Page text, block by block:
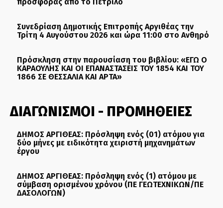
Συνεδρίαση Δημοτικής Επιτροπής Αργιθέας την
Τρίτη 4 Αυγούστου 2026 και ώρα 11:00 στο Ανθηρό
Πρόσκληση στην παρουσίαση του βιβλίου: «ΕΓΩ Ο
ΚΑΡΑΟΥΛΗΣ ΚΑΙ ΟΙ ΕΠΑΝΑΣΤΑΣΕΙΣ ΤΟΥ 1854 ΚΑΙ ΤΟΥ
1866 ΣΕ ΘΕΣΣΑΛΙΑ ΚΑΙ ΑΡΤΑ»
ΔΙΑΓΩΝΙΣΜΟΙ - ΠΡΟΜΗΘΕΙΕΣ
ΔΗΜΟΣ ΑΡΓΙΘΕΑΣ: Πρόσληψη ενός (01) ατόμου για
δύο μήνες με ειδικότητα χειριστή μηχανημάτων
έργου
ΔΗΜΟΣ ΑΡΓΙΘΕΑΣ: Πρόσληψη ενός (1) ατόμου με
σύμβαση ορισμένου χρόνου (ΠΕ ΓΕΩΤΕΧΝΙΚΩΝ/ΠΕ
ΔΑΣΟΛΟΓΩΝ)